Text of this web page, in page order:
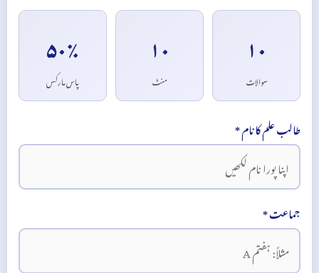
۱۰
سوالات
۱۰
منٹ
۵۰٪
پاس مارکس
طالب علم کا نام *
جماعت *